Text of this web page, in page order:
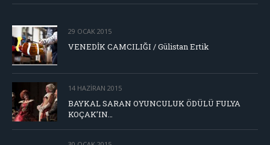
29 OCAK 2015
VENEDİK CAMCILIĞI / Gülistan Ertik
14 HAZIRAN 2015
BAYKAL SARAN OYUNCULUK ÖDÜLÜ FULYA
KOÇAK’IN…